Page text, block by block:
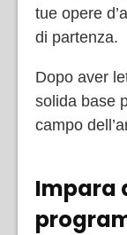
tue opere
di partenza.
Dopo aver
solida base
campo
Impara